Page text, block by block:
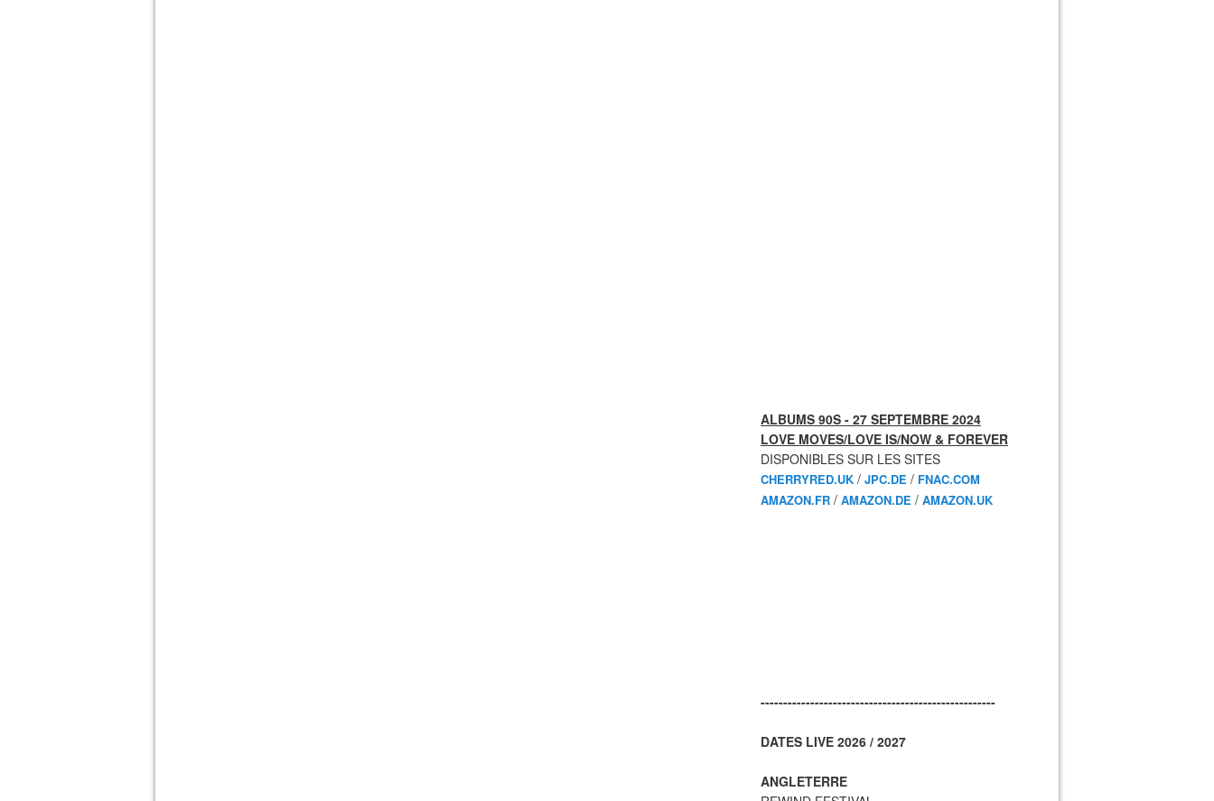
ALBUMS 90S - 27 SEPTEMBRE 2024
LOVE MOVES/LOVE IS/NOW & FOREVER
DISPONIBLES SUR LES SITES
CHERRYRED.UK / JPC.DE / FNAC.COM
AMAZON.FR / AMAZON.DE / AMAZON.UK
----------------------------------------------------
DATES LIVE 2026 / 2027
ANGLETERRE